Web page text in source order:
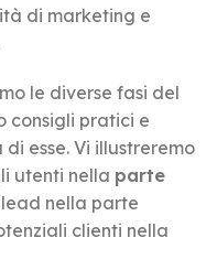
di marketing e
le diverse fasi del
consigli pratici e
esse. Vi illustreremo
utenti nella parte
nella parte
clienti nella